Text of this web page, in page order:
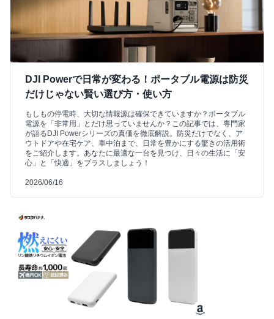
DJI Powerで日常が変わる！ポータブル電源は防災
だけじゃない賢い選び方・使い方
もしもの停電時、大切な情報源は確保できていますか？ポータブル
電源を「非常用」とだけ思っていませんか？この記事では、専門家
が語るDJI Powerシリーズの真価を徹底解説。防災だけでなく、ア
ウトドアや在宅ケア、車中泊まで、日常を豊かにする驚きの活用術
をご紹介します。あなたに最適な一台を見つけ、日々の生活に「安
心」と「快適」をプラスしましょう！
2026/06/16